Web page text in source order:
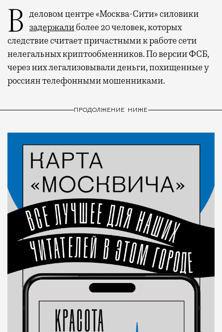
В деловом центре «Москва-Сити» силовики
задержалиболее 20 человек, которых
следствие считает причастными к работе сети
нелегальных криптообменников. По версии ФСБ,
через них легализовывали деньги, похищенные у
россиян телефонными мошенниками.
ПРОДОЛЖЕНИЕ НИЖЕ